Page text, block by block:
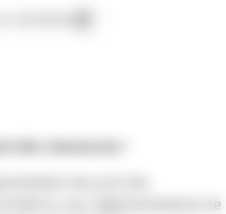
des ressources !
des prix des
aux réglementations de